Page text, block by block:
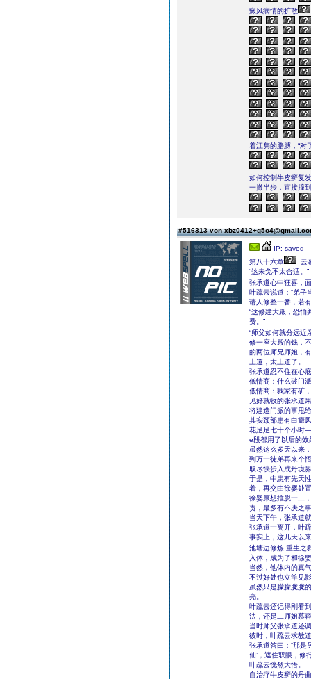
癜风病情的扩散
着江隽的胳膊，“
如何控制牛皮癣复发
一撤半步，直接撞
#516313 von
IP: saved
第八十六章
云
“这未免不太合适。”
张承道心中狂喜，
叶疏云说道：“弟子
请人修整一番，若
“这修建大殿，恐怕
费。”
“师父如何就分远近
修一座大殿的钱，
的两位师兄师姐，
上道，太上道了。
张承道忍不住在心
低情商：什么破门
低情商：我家有矿
见好就收的张承道
将建造门派的事甩
其实颈部患有白癜
花足足七十个小时
e段都用了以后的效
虽然这么多天以来
到万一徒弟再来个
取尽快步入成丹境
于是，中患有先天
着，再交由徐婴处
徐婴原想推脱一二
责，最多有不决之
当天下午，张承道
张承道一离开，叶
事实上，这几天以
池塘边修炼,重生之
入体，成为了和徐
当然，他体内的真
不过好处也立竿见
虽然只是朦朦胧胧
亮。
叶疏云还记得刚看
法，还是二师姐慕
当时师父张承道还
彼时，叶疏云求教道
张承道答曰：“那是
仙’，遮住双眼，修
叶疏云恍然大悟。
自治疗牛皮癣的丹